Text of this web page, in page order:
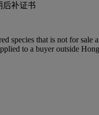
后补证书
species that is not for
to a buyer outside